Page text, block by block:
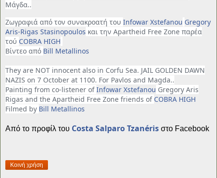
Μάγδα..
Ζωγραφιά από τον συνακροατή του Infowar Xstefanou Gregory
Aris-Rigas Stasinopoulos και την Apartheid Free Zone παρέα
τού COBRA HIGH
Βίντεο από Bill Metallinos
They are NOT innocent also in Corfu Sea. JAIL GOLDEN DAWN
NAZIS on 7 October at 1100. For Pavlos and Magda..
Painting from co-listener ofInfowar Xstefanou Gregory Aris
Rigas and the Apartheid Free Zone friends of COBRA HIGH
Filmed by Bill Metallinos
Από το προφίλ του Costa Salparo Tzanéris στο Facebook
Κοινή χρήση